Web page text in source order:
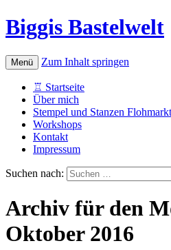
Biggis Bastelwelt
Menü Zum Inhalt springen
♖ Startseite
Über mich
Stempel und Stanzen Flohmarkt
Workshops
Kontakt
Impressum
Suchen nach:
Archiv für den
Oktober 2016